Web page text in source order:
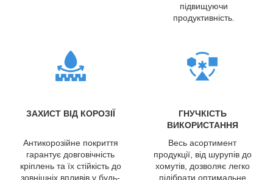
підвищуючи
продуктивність.
ЗАХИСТ ВІД КОРОЗІЇ
ГНУЧКІСТЬ
ВИКОРИСТАННЯ
Антикорозійне покриття
гарантує довговічність
кріплень та їх стійкість до
зовнішніх впливів у будь-
Весь асортимент
продукції, від шурупів до
хомутів, дозволяє легко
підібрати оптимальне